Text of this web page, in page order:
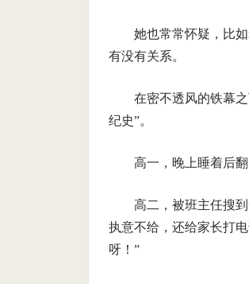
她也常常怀疑，比
有没有关系。
在密不透风的铁幕
纪史”。
高一，晚上睡着后
高二，被班主任搜
执意不给，还给家长打
呀！”